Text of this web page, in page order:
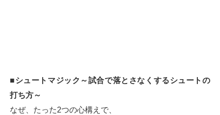
■シュートマジック～試合で落とさなくするシュートの
打ち方～
なぜ、たった2つの心構えで、